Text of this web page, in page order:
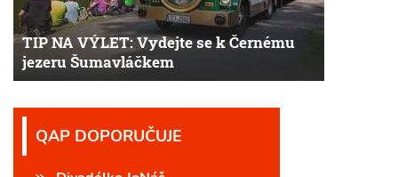
TIP NA VÝLET: Vydejte se k Černému
jezeru Šumavláčkem
QAP DOPORUČUJE